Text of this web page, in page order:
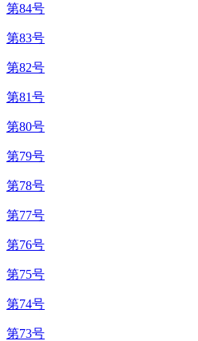
第84号
第83号
第82号
第81号
第80号
第79号
第78号
第77号
第76号
第75号
第74号
第73号